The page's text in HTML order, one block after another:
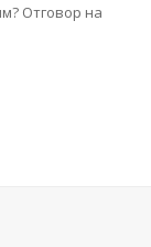
Отговор на